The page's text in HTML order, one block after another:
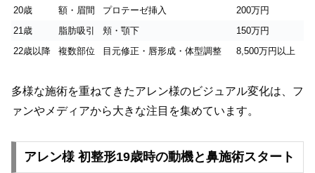
20歳
額・眉間 プロテーゼ挿入
200万円
21歳
脂肪吸引 頬・顎下
150万円
22歳以降
複数部位 目元修正・唇形成・体型調整 8,500万円以上
多様な施術を重ねてきたアレン様のビジュアル変化は、フ
ァンやメディアから大きな注目を集めています。
アレン様 初整形19歳時の動機と鼻施術スタート